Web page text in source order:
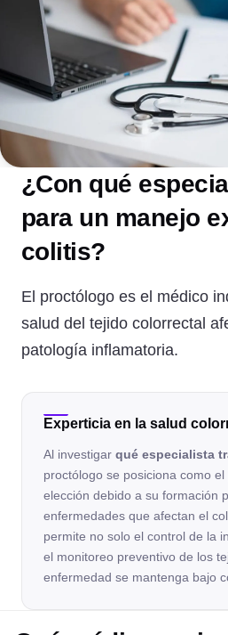
¿Con qué
para un manejo
colitis?
El proctólogo es el médico
salud del tejido colorrectal
patología inflamatoria.
Experticia en la salud
Al investigar qué especialista
proctólogo se posiciona como
elección debido a su formación
enfermedades que afectan el
permite no solo el control de la
el monitoreo preventivo de los
enfermedad se mantenga bajo